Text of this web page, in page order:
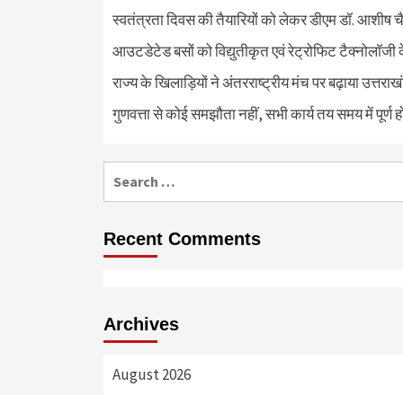
स्वतंत्रता दिवस की तैयारियों को लेकर डीएम डॉ. आशीष
आउटडेटेड बसों को विद्युतीकृत एवं रेट्रोफिट टैक्नोलाॅजी
राज्य के खिलाड़ियों ने अंतरराष्ट्रीय मंच पर बढ़ाया
गुणवत्ता से कोई समझौता नहीं, सभी कार्य तय समय में पूर्ण
Recent Comments
Archives
August 2026